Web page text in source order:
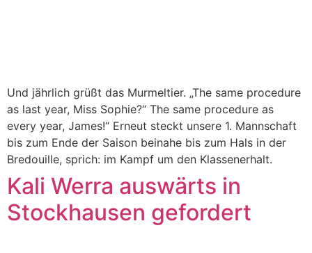
Und jährlich grüßt das Murmeltier. „The same procedure
as last year, Miss Sophie?“ The same procedure as
every year, James!“ Erneut steckt unsere 1. Mannschaft
bis zum Ende der Saison beinahe bis zum Hals in der
Bredouille, sprich: im Kampf um den Klassenerhalt.
Kali Werra auswärts in
Stockhausen gefordert